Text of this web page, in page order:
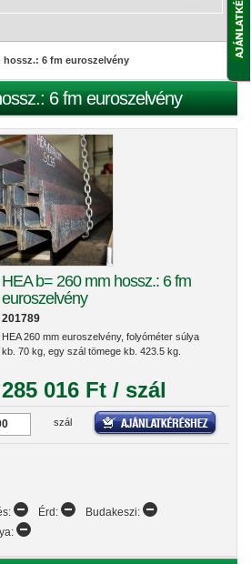
lenyitása
hossz.: 6 fm euroszelvény
6 fm euroszelvény
HEA b= 260 mm hossz.: 6 fm
euroszelvény
201789
HEA 260 mm euroszelvény, folyóméter súlya
kb. 70 kg, egy szál tömege kb. 423.5 kg.
285 016 Ft / szál
szál
Érd:
Budakeszi: